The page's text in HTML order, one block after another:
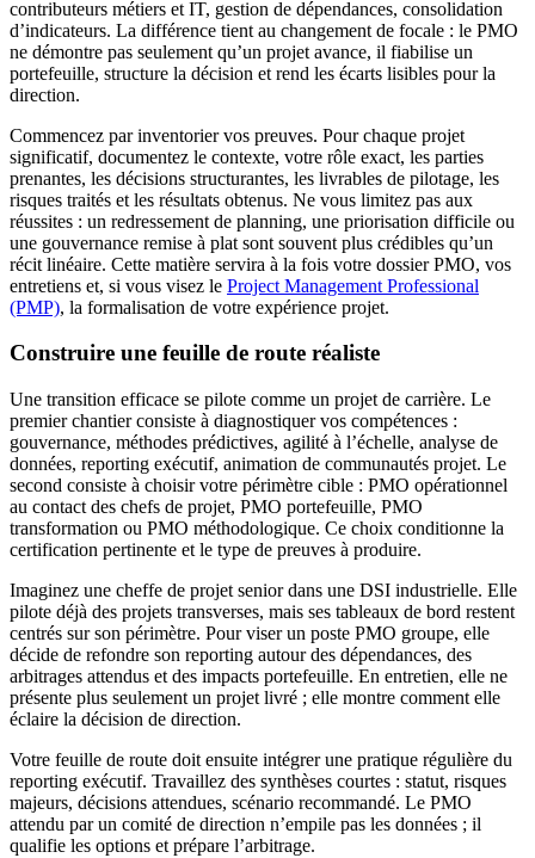
contributeurs métiers et IT, gestion de dépendances, consolidation
d’indicateurs. La différence tient au changement de focale : le PMO
ne démontre pas seulement qu’un projet avance, il fiabilise un
portefeuille, structure la décision et rend les écarts lisibles pour la
direction.
Commencez par inventorier vos preuves. Pour chaque projet
significatif, documentez le contexte, votre rôle exact, les parties
prenantes, les décisions structurantes, les livrables de pilotage, les
risques traités et les résultats obtenus. Ne vous limitez pas aux
réussites : un redressement de planning, une priorisation difficile ou
une gouvernance remise à plat sont souvent plus crédibles qu’un
récit linéaire. Cette matière servira à la fois votre dossier PMO, vos
entretiens et, si vous visez le Project Management Professional
(PMP), la formalisation de votre expérience projet.
Construire une feuille de route réaliste
Une transition efficace se pilote comme un projet de carrière. Le
premier chantier consiste à diagnostiquer vos compétences :
gouvernance, méthodes prédictives, agilité à l’échelle, analyse de
données, reporting exécutif, animation de communautés projet. Le
second consiste à choisir votre périmètre cible : PMO opérationnel
au contact des chefs de projet, PMO portefeuille, PMO
transformation ou PMO méthodologique. Ce choix conditionne la
certification pertinente et le type de preuves à produire.
Imaginez une cheffe de projet senior dans une DSI industrielle. Elle
pilote déjà des projets transverses, mais ses tableaux de bord restent
centrés sur son périmètre. Pour viser un poste PMO groupe, elle
décide de refondre son reporting autour des dépendances, des
arbitrages attendus et des impacts portefeuille. En entretien, elle ne
présente plus seulement un projet livré ; elle montre comment elle
éclaire la décision de direction.
Votre feuille de route doit ensuite intégrer une pratique régulière du
reporting exécutif. Travaillez des synthèses courtes : statut, risques
majeurs, décisions attendues, scénario recommandé. Le PMO
attendu par un comité de direction n’empile pas les données ; il
qualifie les options et prépare l’arbitrage.